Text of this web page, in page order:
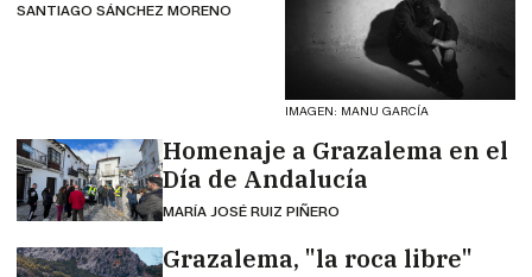
IMAGEN: MANU GARCÍA
SANTIAGO SÁNCHEZ MORENO
Homenaje a Grazalema en el
Día de Andalucía
MARÍA JOSÉ RUIZ PIÑERO
Grazalema, "la roca libre"